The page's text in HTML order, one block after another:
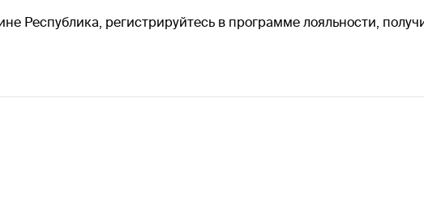
Республика, регистрируйтесь в программе лояльности,